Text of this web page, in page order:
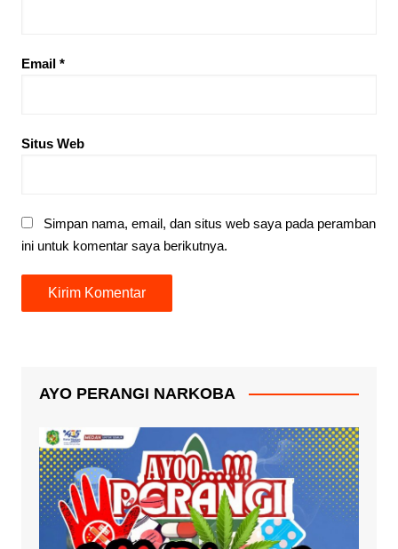
Email *
Situs Web
Simpan nama, email, dan situs web saya pada peramban
ini untuk komentar saya berikutnya.
AYO PERANGI NARKOBA